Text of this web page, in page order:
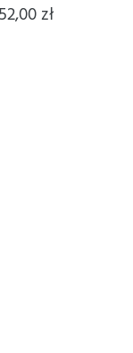
52,00 zł